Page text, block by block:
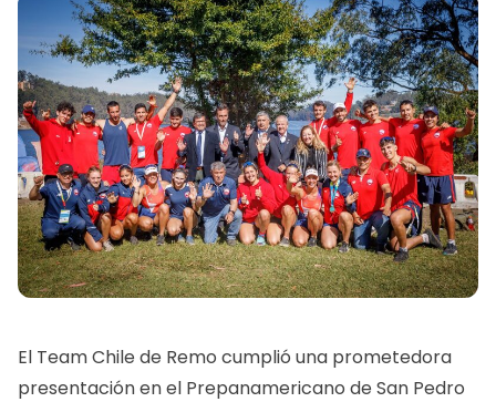
El Team Chile de Remo cumplió una prometedora
presentación en el Prepanamericano de San Pedro